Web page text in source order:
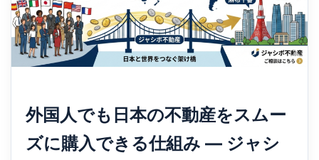
外国人でも日本の不動産をスムー
ズに購入できる仕組み ― ジャシ